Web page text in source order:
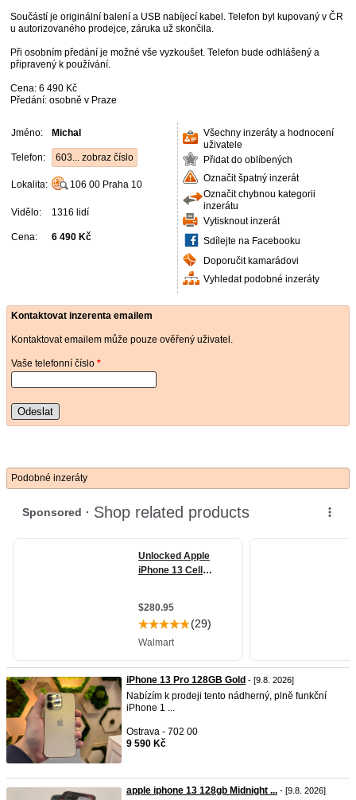
Součástí je originální balení a USB nabíjecí kabel. Telefon byl kupovaný v ČR
u autorizovaného prodejce, záruka už skončila.
Při osobním předání je možné vše vyzkoušet. Telefon bude odhlášený a
připravený k používání.
Cena: 6 490 Kč
Předání: osobně v Praze
Jméno: Michal
Telefon: 603... zobraz číslo
Lokalita: 106 00 Praha 10
Vidělo: 1316 lidí
Cena: 6 490 Kč
Všechny inzeráty a hodnocení
uživatele
Přidat do oblíbených
Označit špatný inzerát
Označit chybnou kategorii
inzerátu
Vytisknout inzerát
Sdílejte na Facebooku
Doporučit kamarádovi
Vyhledat podobné inzeráty
Kontaktovat inzerenta emailem
Kontaktovat emailem může pouze ověřený uživatel.
Vaše telefonní číslo *
Odeslat
Podobné inzeráty
iPhone 13 Pro 128GB Gold - [9.8. 2026]
Nabízím k prodeji tento nádherný, plně funkční
iPhone 1 ...
Ostrava - 702 00
9 590 Kč
apple iphone 13 128gb Midnight ... - [9.8. 2026]